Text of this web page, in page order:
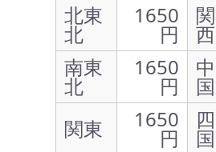
北東
北
1650
円
関
西
南東
北
1650
円
中
国
関東
1650
円
四
国